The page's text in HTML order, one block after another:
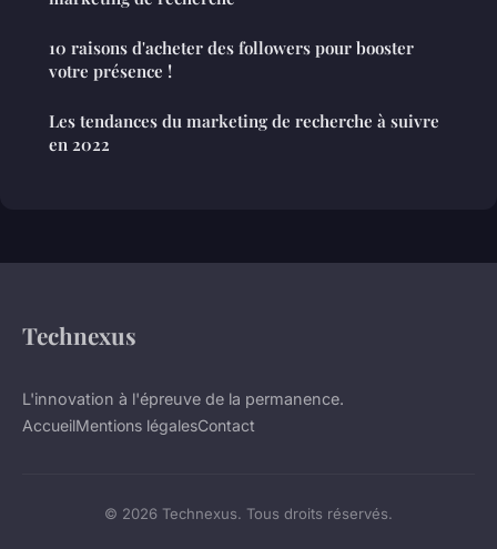
10 raisons d'acheter des followers pour booster
votre présence !
Les tendances du marketing de recherche à suivre
en 2022
Technexus
L'innovation à l'épreuve de la permanence.
AccueilMentions légalesContact
© 2026 Technexus. Tous droits réservés.